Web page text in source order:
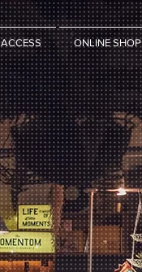
ACCESS ONLINE SHOP